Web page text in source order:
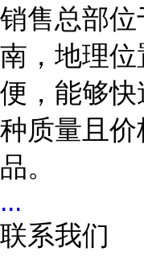
销售总部
南，地理
便，能够
种质量且
品。
...
联系我们